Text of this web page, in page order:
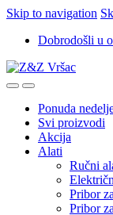
Skip to navigation
Dobrodošli u
Ponuda
Svi proizvodi
Akcija
Alati
Ručni
Pribor
Pribor